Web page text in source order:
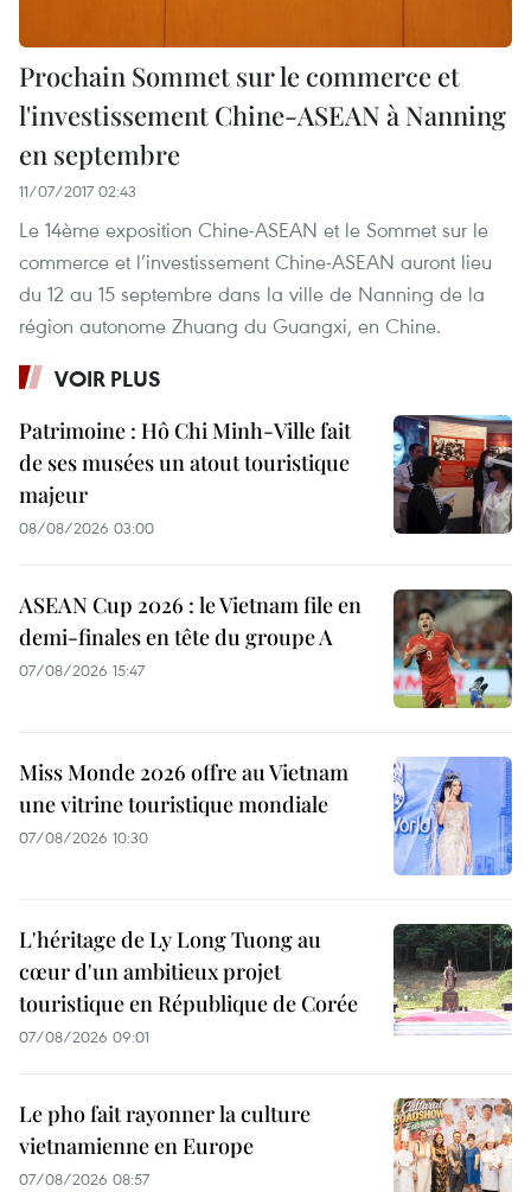
Prochain Sommet sur le commerce et
l'investissement Chine-ASEAN à Nanning
en septembre
11/07/2017 02:43
Le 14ème exposition Chine-ASEAN et le Sommet sur le
commerce et l’investissement Chine-ASEAN auront lieu
du 12 au 15 septembre dans la ville de Nanning de la
région autonome Zhuang du Guangxi, en Chine.
VOIR PLUS
Patrimoine : Hô Chi Minh-Ville fait
de ses musées un atout touristique
majeur
08/08/2026 03:00
ASEAN Cup 2026 : le Vietnam file en
demi-finales en tête du groupe A
07/08/2026 15:47
Miss Monde 2026 offre au Vietnam
une vitrine touristique mondiale
07/08/2026 10:30
L'héritage de Ly Long Tuong au
cœur d'un ambitieux projet
touristique en République de Corée
07/08/2026 09:01
Le pho fait rayonner la culture
vietnamienne en Europe
07/08/2026 08:57